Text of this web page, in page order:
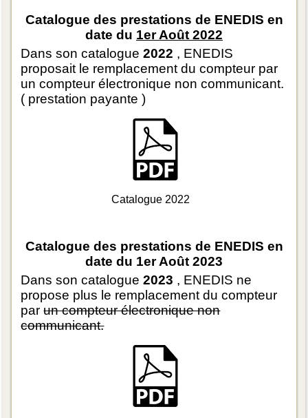
Catalogue des prestations de ENEDIS en
date du 1er Août 2022
Dans son catalogue2022 , ENEDIS
proposait le remplacement du compteur par
un compteur électronique non communicant.
( prestation payante )
Catalogue 2022
Catalogue des prestations de ENEDIS en
date du 1er Août 2023
Dans son catalogue2023 , ENEDIS ne
propose plus le remplacement du compteur
parun compteur électronique non
communicant.